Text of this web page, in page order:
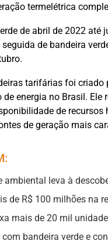
termelétrica
de abril de 2022
de bandeira
tarifárias foi criado
energia no Brasil.
de
de geração mais
ambiental leva à
de R$ 100 milhões na
mais de 20 mil
bandeira verde e